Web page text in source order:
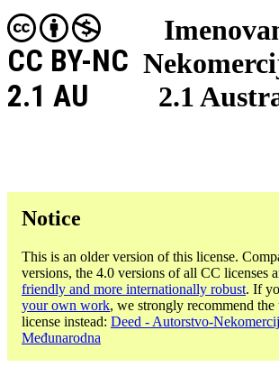
2.1
CC BY-NC
2.1 AU
Notice
This is an older version of this license.
versions, the 4.0 versions of all CC licenses
friendly and more internationally robust. If
your own work, we strongly recommend the
license instead: Deed - Autorstvo-
Međunarodna